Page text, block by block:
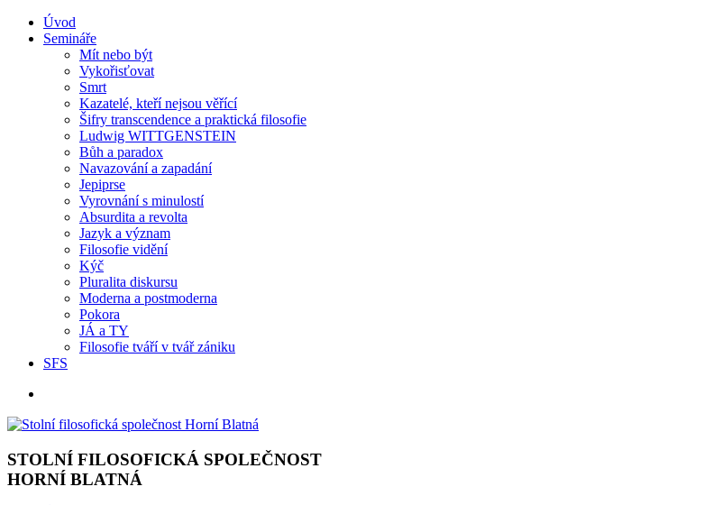
Úvod
Semináře
Mít nebo být
Vykořisťovat
Smrt
Kazatelé, kteří nejsou věřící
Šifry transcendence a praktická filosofie
Ludwig WITTGENSTEIN
Bůh a paradox
Navazování a zapadání
Jepiprse
Vyrovnání s minulostí
Absurdita a revolta
Jazyk a význam
Filosofie vidění
Kýč
Pluralita diskursu
Moderna a postmoderna
Pokora
JÁ a TY
Filosofie tváří v tvář zániku
SFS
STOLNÍ FILOSOFICKÁ SPOLEČNOST
HORNÍ BLATNÁ